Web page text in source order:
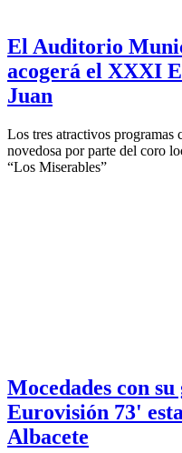
El Auditorio
acogerá el XXXI
Juan
Los tres atractivos programas
novedosa por parte del coro
“Los Miserables”
Mocedades con
Eurovisión 73'
Albacete